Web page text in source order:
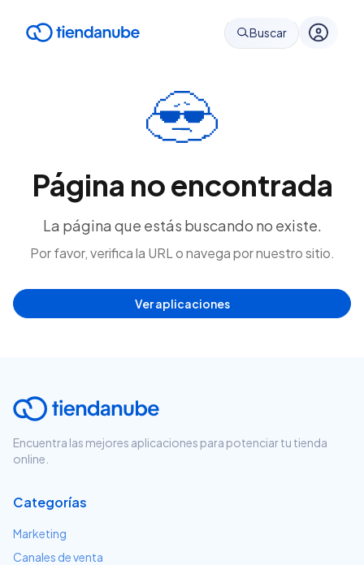
Buscar
Página no encontrada
La página que estás buscando no existe.
Por favor, verifica la URL o navega por nuestro sitio.
Ver aplicaciones
Encuentra las mejores aplicaciones para potenciar tu tienda
online.
Categorías
Marketing
Canales de venta